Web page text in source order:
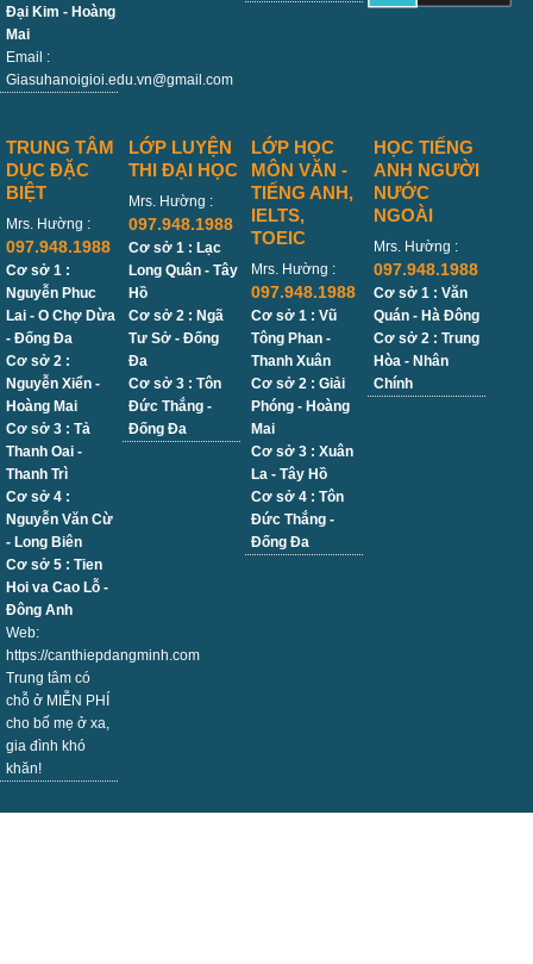
Đại Kim - Hoàng
Mai
Email :
Giasuhanoigioi.edu.vn@gmail.com
TRUNG TÂM
DỤC ĐẶC
BIỆT
Mrs. Hường :
097.948.1988
Cơ sở 1 :
Nguyễn Phuc
Lai - O Chợ Dừa
- Đống Đa
Cơ sở 2 :
Nguyễn Xiển -
Hoàng Mai
Cơ sở 3 : Tả
Thanh Oai -
Thanh Trì
Cơ sở 4 :
Nguyễn Văn Cừ
- Long Biên
Cơ sở 5 : Tien
Hoi va Cao Lỗ -
Đông Anh
Web:
https://canthiepdangminh.com
Trung tâm có
chỗ ở MIỄN PHÍ
cho bố mẹ ở xa,
gia đình khó
khăn!
LỚP LUYỆN
THI ĐẠI HỌC
Mrs. Hường :
097.948.1988
Cơ sở 1 : Lạc
Long Quân - Tây
Hồ
Cơ sở 2 : Ngã
Tư Sở - Đống
Đa
Cơ sở 3 : Tôn
Đức Thắng -
Đống Đa
LỚP HỌC
MÔN VĂN -
TIẾNG ANH,
IELTS,
TOEIC
Mrs. Hường :
097.948.1988
Cơ sở 1 : Vũ
Tông Phan -
Thanh Xuân
Cơ sở 2 : Giải
Phóng - Hoàng
Mai
Cơ sở 3 : Xuân
La - Tây Hồ
Cơ sở 4 : Tôn
Đức Thắng -
Đống Đa
HỌC TIẾNG
ANH NGƯỜI
NƯỚC
NGOÀI
Mrs. Hường :
097.948.1988
Cơ sở 1 : Văn
Quán - Hà Đông
Cơ sở 2 : Trung
Hòa - Nhân
Chính